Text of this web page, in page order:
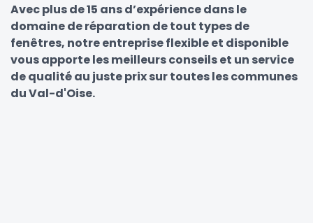
Avec plus de 15 ans d’expérience dans le
domaine de réparation de tout types de
fenêtres, notre entreprise flexible et disponible
vous apporte les meilleurs conseils et un service
de qualité au juste prix sur toutes les communes
du Val-d'Oise.